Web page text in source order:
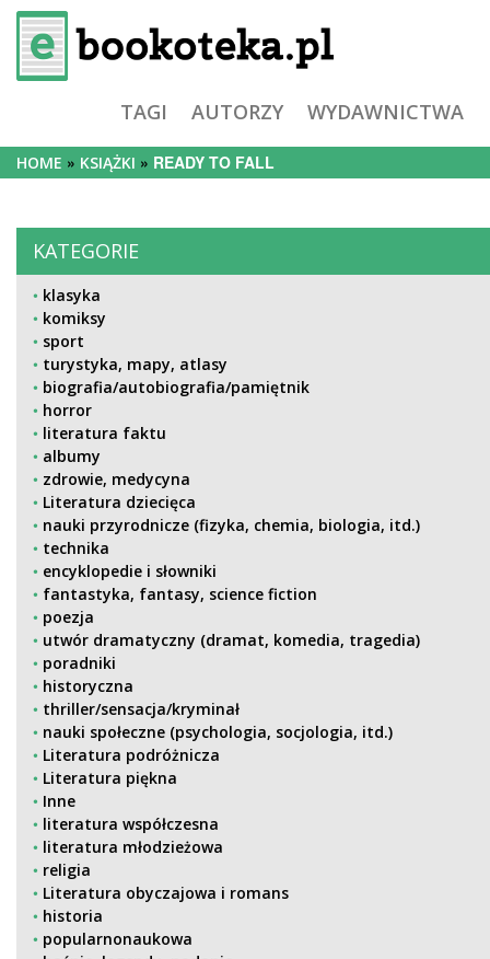
TAGI AUTORZY WYDAWNICTWA
HOME KSIĄŻKI READY TO FALL
KATEGORIE
klasyka
komiksy
sport
turystyka, mapy, atlasy
biografia/autobiografia/pamiętnik
horror
literatura faktu
albumy
zdrowie, medycyna
Literatura dziecięca
nauki przyrodnicze (fizyka, chemia, biologia, itd.)
technika
encyklopedie i słowniki
fantastyka, fantasy, science fiction
poezja
utwór dramatyczny (dramat, komedia, tragedia)
poradniki
historyczna
thriller/sensacja/kryminał
nauki społeczne (psychologia, socjologia, itd.)
Literatura podróżnicza
Literatura piękna
Inne
literatura współczesna
literatura młodzieżowa
religia
Literatura obyczajowa i romans
historia
popularnonaukowa